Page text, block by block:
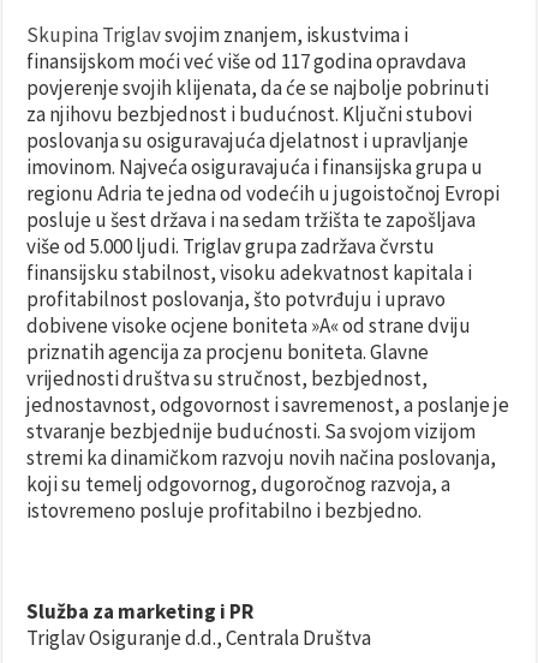
Skupina Triglavsvojim znanjem, iskustvima i
finansijskom moći već više od 117 godina opravdava
povjerenje svojih klijenata, da će se najbolje pobrinuti
za njihovu bezbjednost i budućnost. Ključni stubovi
poslovanja su osiguravajuća djelatnost i upravljanje
imovinom. Najveća osiguravajuća i finansijska grupa u
regionu Adria te jedna od vodećih u jugoistočnoj Evropi
posluje u šest država i na sedam tržišta te zapošljava
više od 5.000 ljudi. Triglav grupa zadržava čvrstu
finansijsku stabilnost, visoku adekvatnost kapitala i
profitabilnost poslovanja, što potvrđuju i upravo
dobivene visoke ocjene boniteta »A« od strane dviju
priznatih agencija za procjenu boniteta. Glavne
vrijednosti društva su stručnost, bezbjednost,
jednostavnost, odgovornost i savremenost, a poslanje je
stvaranje bezbjednije budućnosti. Sa svojom vizijom
stremi ka dinamičkom razvoju novih načina poslovanja,
koji su temelj odgovornog, dugoročnog razvoja, a
istovremeno posluje profitabilno i bezbjedno.
Služba za marketing i PR
Triglav Osiguranje d.d., Centrala Društva